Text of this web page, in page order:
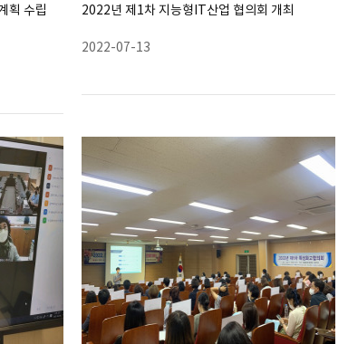
획 수립
2022년 제1차 지능형IT산업 협의회 개최
2022-07-13